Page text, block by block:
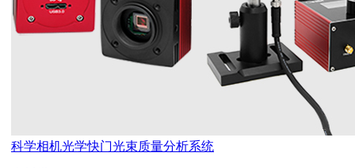
科学相机光学快门光束质量分析系统